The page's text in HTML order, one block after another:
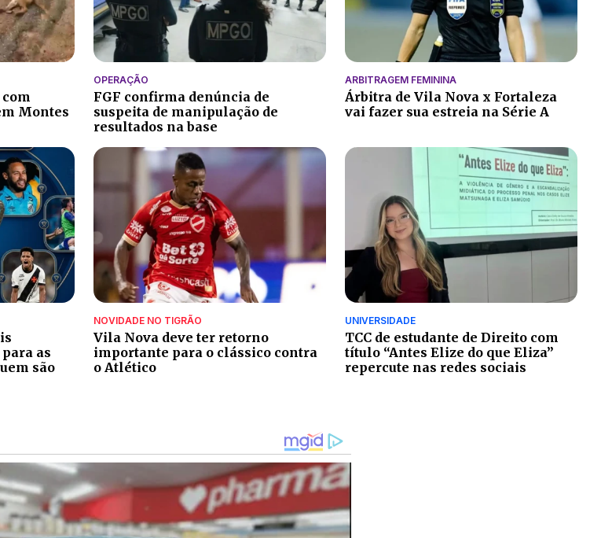
Montes
OPERAÇÃO
FGF confirma denúncia de
suspeita de manipulação de
resultados na base
ARBITRAGEM FEMININA
Árbitra de Vila Nova x Fortaleza
vai fazer sua estreia na Série A
as
são
NOVIDADE NO TIGRÃO
Vila Nova deve ter retorno
importante para o clássico contra
o Atlético
UNIVERSIDADE
TCC de estudante de Direito com
título “Antes Elize do que Eliza”
repercute nas redes sociais